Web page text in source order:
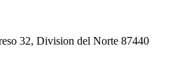
so 32, Division del Norte 87440